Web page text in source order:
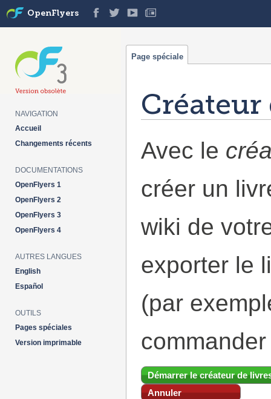
Avec le
créer un
wiki de
exporter le
(par
Démarrer le créateur de
Annuler
Page spéciale
OpenFlyers
NAVIGATION
Accueil
Changements récents
DOCUMENTATIONS
OpenFlyers 1
OpenFlyers 2
OpenFlyers 3
OpenFlyers 4
AUTRES LANGUES
English
Español
OUTILS
Pages spéciales
Version imprimable